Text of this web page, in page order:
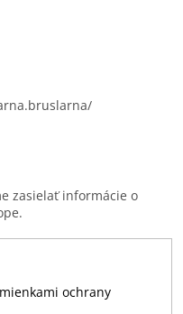
zasielať informácie o
ochrany